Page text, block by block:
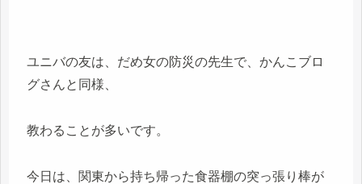
ユニバの友は、だめ女の防災の先生で、かんこブロ
グさんと同様、
教わることが多いです。
今日は、関東から持ち帰った食器棚の突っ張り棒が